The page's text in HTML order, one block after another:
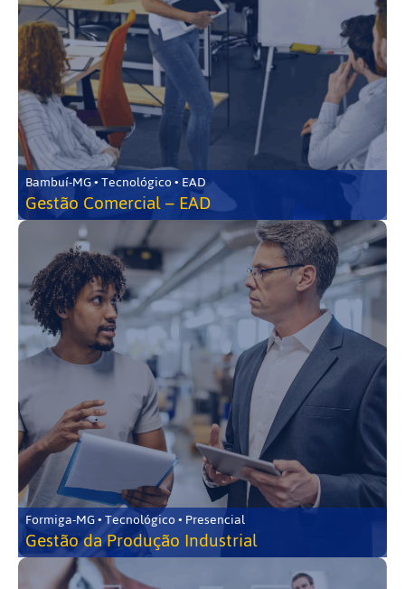
Bambuí-MG • Tecnológico • EAD
Gestão Comercial – EAD
Formiga-MG • Tecnológico • Presencial
Gestão da Produção Industrial